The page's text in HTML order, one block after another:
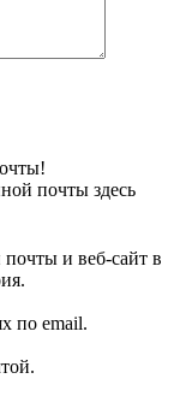
почты здесь
почты и веб-сайт в
по email.